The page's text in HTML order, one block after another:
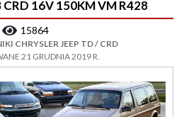
16V 150KM VM R428
15864
CHRYSLER JEEP TD / CRD
21 GRUDNIA 2019 R.